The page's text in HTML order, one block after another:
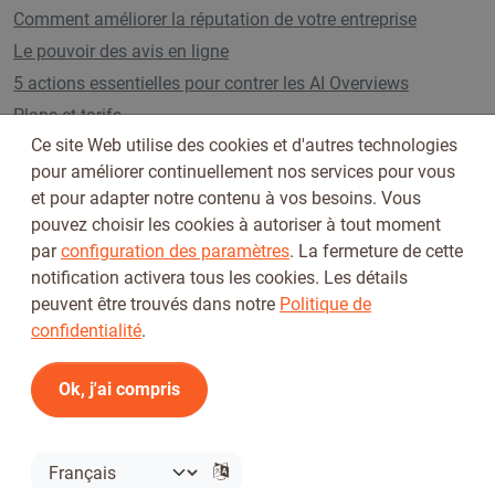
Comment améliorer la réputation de votre entreprise
Le pouvoir des avis en ligne
5 actions essentielles pour contrer les AI Overviews
Plans et tarifs
Suivez-nous sur
Conditions d'utilisation
© 2026 Tickiwi - Tous droits réservés
Ce site Web utilise des cookies et d'autres technologies
pour améliorer continuellement nos services pour vous
et pour adapter notre contenu à vos besoins. Vous
pouvez choisir les cookies à autoriser à tout moment
parconfiguration des paramètres. La fermeture de cette
notification activera tous les cookies. Les détails
peuvent être trouvés dans notre Politique de
confidentialité.
Ok, j'ai compris